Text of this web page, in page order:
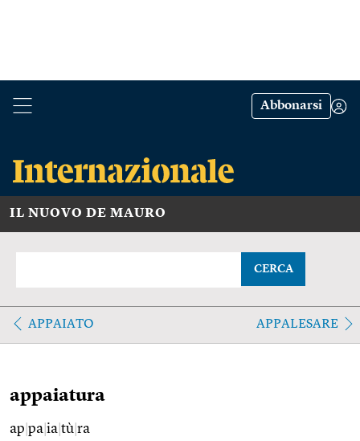
Abbonarsi
IL NUOVO DE MAURO
CERCA
APPAIATO APPALESARE
appaiatura
ap pa ia tù ra